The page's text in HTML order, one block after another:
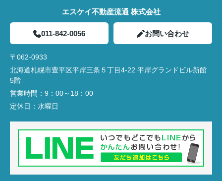
エスケイ不動産流通 株式会社
011-842-0056 お問い合わせ
〒062-0933
北海道札幌市豊平区平岸三条５丁目4-22 平岸グランドビル新館
5階
営業時間： 9：00～18：00
定休日： 水曜日